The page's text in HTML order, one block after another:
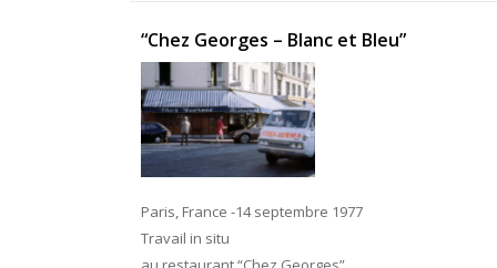
“Chez Georges – Blanc et Bleu”
Paris, France -14 septembre 1977
Travail in situ